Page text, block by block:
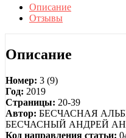
Описание
Отзывы
Описание
Номер: 3 (9)
Год: 2019
Страницы: 20-39
Автор: БЕСЧАСНАЯ
БЕСЧАСНЫЙ АНДРЕЙ
Код направления статьи: